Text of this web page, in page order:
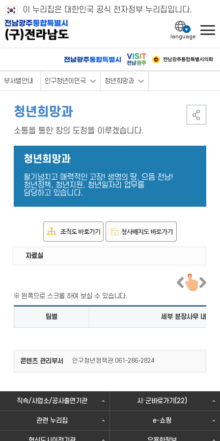
이 누리집은 대한민국 공식 전자정부 누리집입니다.
부서별안내 인구청년이민국 청년희망과
청년희망과
소통을 통한 창의 도정을 이루겠습니다.
청년희망과
활기넘치고 매력적인 고장! 생명의 땅, 으뜸 전남!
청년정책, 청년지원, 청년일자리 업무를
담당하고 있습니다.
직원안내
부서안내
자료실
팀별 세부 분장사무 내역
콘텐츠 관리부서 인구청년정책관 061-286-2824
직속/사업소/공사출연기관 시·군바로가기(22)
관련 누리집 e-쇼핑